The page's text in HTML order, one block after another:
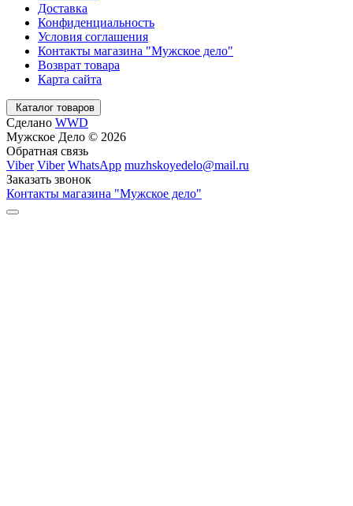
Доставка
Конфиденциальность
Условия соглашения
Контакты магазина "Мужское дело"
Возврат товара
Карта сайта
Каталог товаров
Сделано WWD
Мужское Дело © 2026
Обратная связь
Viber Viber WhatsApp muzhskoyedelo@mail.ru
Заказать звонок
Контакты магазина "Мужское дело"